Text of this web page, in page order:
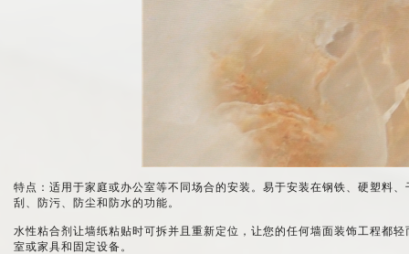
特点：适用于家庭或办公室等不同场合的安装。易于安装在钢铁、硬塑料
刮、防污、防尘和防水的功能。
水性粘合剂让墙纸粘贴时可拆并且重新定位，让您的任何墙面装饰工程都
室或家具和固定设备。